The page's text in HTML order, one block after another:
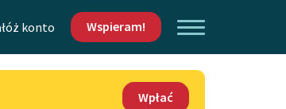
konto Wspieram!
Wpłać